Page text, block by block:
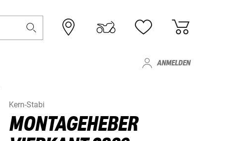
ANMELDEN
Kern-Stabi
MONTAGEHEBER